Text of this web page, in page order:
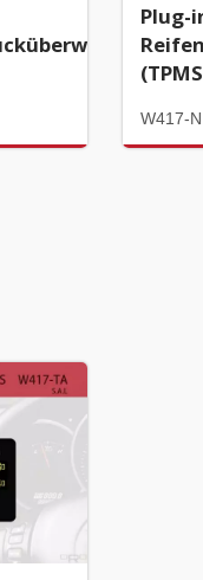
Plug-
W417-N